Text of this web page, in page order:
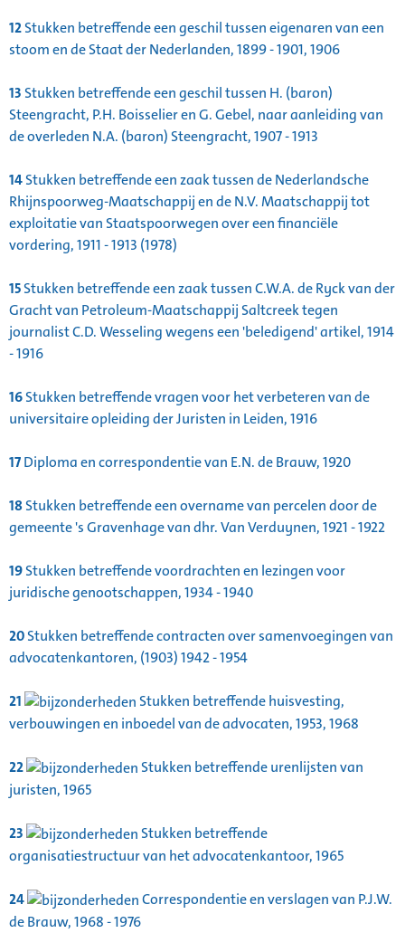
12Stukken betreffende een geschil tussen eigenaren van een
stoom en de Staat der Nederlanden, 1899 - 1901, 1906
13 Stukken betreffende een geschil tussen H. (baron)
Steengracht, P.H. Boisselier en G. Gebel, naar aanleiding van
de overleden N.A. (baron) Steengracht, 1907 - 1913
14Stukken betreffende een zaak tussen de Nederlandsche
Rhijnspoorweg-Maatschappij en de N.V. Maatschappij tot
exploitatie van Staatspoorwegen over een financiële
vordering, 1911 - 1913 (1978)
15Stukken betreffende een zaak tussen C.W.A. de Ryck van der
Gracht van Petroleum-Maatschappij Saltcreek tegen
journalist C.D. Wesseling wegens een 'beledigend' artikel, 1914
- 1916
16Stukken betreffende vragen voor het verbeteren van de
universitaire opleiding der Juristen in Leiden, 1916
17Diploma en correspondentie van E.N. de Brauw, 1920
18Stukken betreffende een overname van percelen door de
gemeente 's Gravenhage van dhr. Van Verduynen, 1921 - 1922
19Stukken betreffende voordrachten en lezingen voor
juridische genootschappen, 1934 - 1940
20Stukken betreffende contracten over samenvoegingen van
advocatenkantoren, (1903) 1942 - 1954
21
Stukken betreffende huisvesting,
verbouwingen en inboedel van de advocaten, 1953, 1968
22
Stukken betreffende urenlijsten van
juristen, 1965
23
Stukken betreffende
organisatiestructuur van het advocatenkantoor, 1965
24
Correspondentie en verslagen van P.J.W.
de Brauw, 1968 - 1976